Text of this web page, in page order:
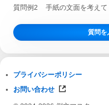
質問例2
手紙の文面を考えて
質問を
プライバシーポリシー
お問い合わせ